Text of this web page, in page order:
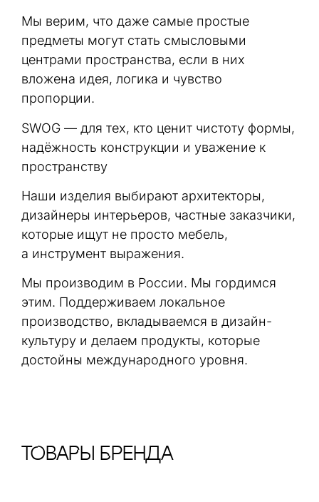
Мы верим, что даже самые простые
предметы могут стать смысловыми
центрами пространства, если в них
вложена идея, логика и чувство
пропорции.
SWOG — для тех, кто ценит чистоту формы,
надёжность конструкции и уважение к
пространству
Наши изделия выбирают архитекторы,
дизайнеры интерьеров, частные заказчики,
которые ищут не просто мебель,
а инструмент выражения.
Мы производим в России. Мы гордимся
этим. Поддерживаем локальное
производство, вкладываемся в дизайн-
культуру и делаем продукты, которые
достойны международного уровня.
тОваРы Бренда